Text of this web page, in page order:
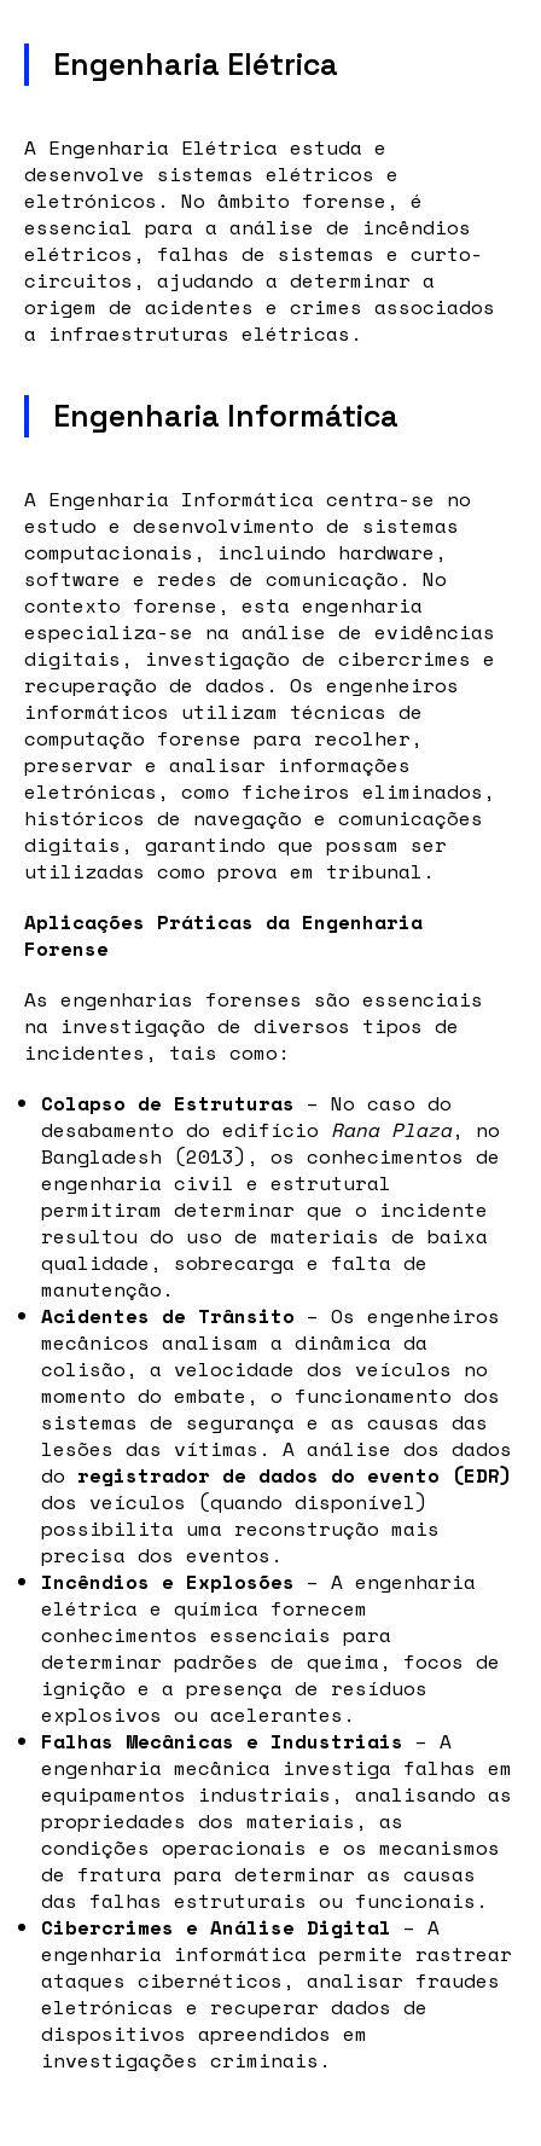
Engenharia Elétrica
A Engenharia Elétrica estuda e
desenvolve sistemas elétricos e
eletrónicos. No âmbito forense, é
essencial para a análise de incêndios
elétricos, falhas de sistemas e curto-
circuitos, ajudando a determinar a
origem de acidentes e crimes associados
a infraestruturas elétricas.
Engenharia Informática
A Engenharia Informática centra-se no
estudo e desenvolvimento de sistemas
computacionais, incluindo hardware,
software e redes de comunicação. No
contexto forense, esta engenharia
especializa-se na análise de evidências
digitais, investigação de cibercrimes e
recuperação de dados. Os engenheiros
informáticos utilizam técnicas de
computação forense para recolher,
preservar e analisar informações
eletrónicas, como ficheiros eliminados,
históricos de navegação e comunicações
digitais, garantindo que possam ser
utilizadas como prova em tribunal.
Aplicações Práticas da Engenharia
Forense
As engenharias forenses são essenciais
na investigação de diversos tipos de
incidentes, tais como:
Colapso de Estruturas – No caso do
desabamento do edifício Rana Plaza, no
Bangladesh (2013), os conhecimentos de
engenharia civil e estrutural
permitiram determinar que o incidente
resultou do uso de materiais de baixa
qualidade, sobrecarga e falta de
manutenção.
Acidentes de Trânsito – Os engenheiros
mecânicos analisam a dinâmica da
colisão, a velocidade dos veículos no
momento do embate, o funcionamento dos
sistemas de segurança e as causas das
lesões das vítimas. A análise dos dados
do registrador de dados do evento (EDR)
dos veículos (quando disponível)
possibilita uma reconstrução mais
precisa dos eventos.
Incêndios e Explosões – A engenharia
elétrica e química fornecem
conhecimentos essenciais para
determinar padrões de queima, focos de
ignição e a presença de resíduos
explosivos ou acelerantes.
Falhas Mecânicas e Industriais – A
engenharia mecânica investiga falhas em
equipamentos industriais, analisando as
propriedades dos materiais, as
condições operacionais e os mecanismos
de fratura para determinar as causas
das falhas estruturais ou funcionais.
Cibercrimes e Análise Digital – A
engenharia informática permite rastrear
ataques cibernéticos, analisar fraudes
eletrónicas e recuperar dados de
dispositivos apreendidos em
investigações criminais.